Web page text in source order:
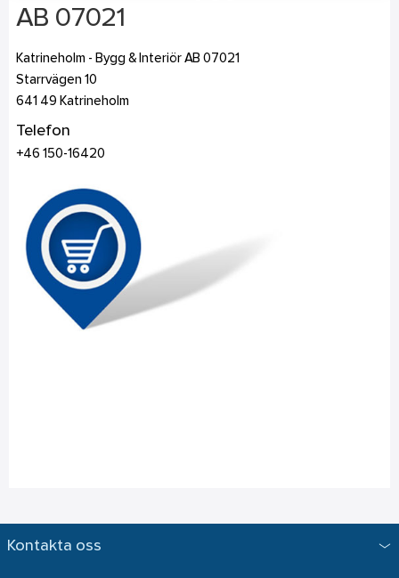
AB 07021
Katrineholm - Bygg & Interiör AB 07021
Starrvägen 10
641 49 Katrineholm
Telefon
+46 150-16420
Kontakta oss